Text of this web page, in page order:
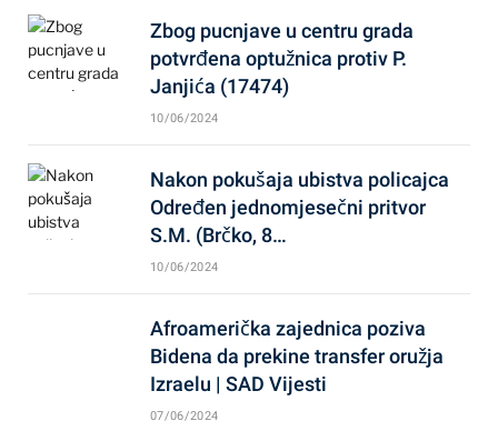
Zbog pucnjave u centru grada
potvrđena optužnica protiv P.
Janjića (17474)
10/06/2024
Nakon pokušaja ubistva policajca
Određen jednomjesečni pritvor
S.M. (Brčko, 8…
10/06/2024
Afroamerička zajednica poziva
Bidena da prekine transfer oružja
Izraelu | SAD Vijesti
07/06/2024